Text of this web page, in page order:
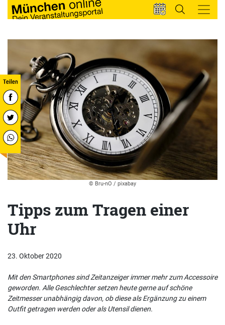
© Bru-nO / pixabay
Tipps zum Tragen einer
Uhr
23. Oktober 2020
Mit den Smartphones sind Zeitanzeiger immer mehr zum Accessoire
geworden. Alle Geschlechter setzen heute gerne auf schöne
Zeitmesser unabhängig davon, ob diese als Ergänzung zu einem
Outfit getragen werden oder als Utensil dienen.